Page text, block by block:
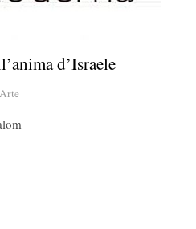
d’Israele
Arte